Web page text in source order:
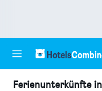
Ferienunterkünfte